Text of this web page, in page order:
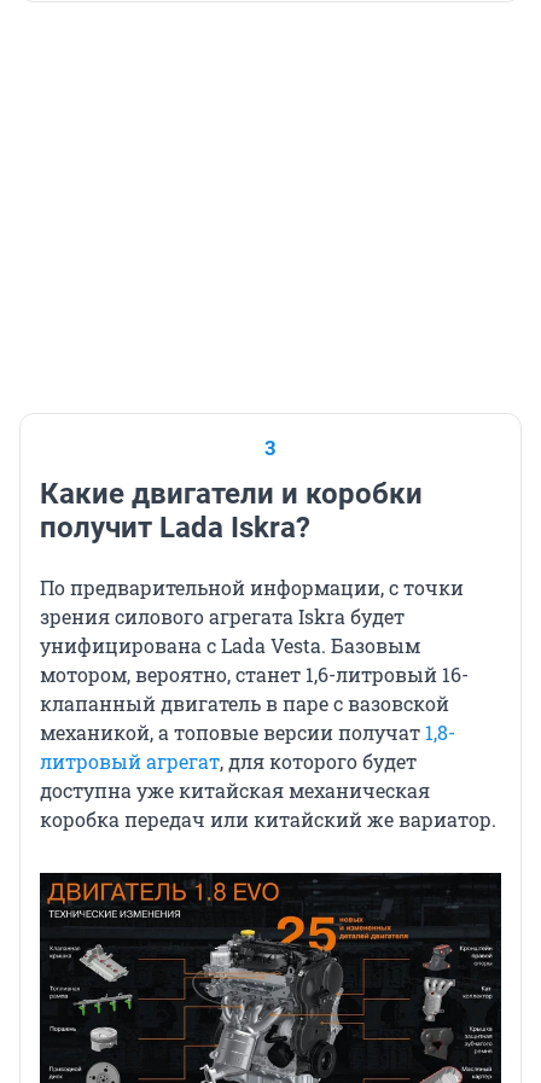
3
Какие двигатели и коробки
получит Lada Iskra?
По предварительной информации, с точки
зрения силового агрегата Iskra будет
унифицирована с Lada Vesta. Базовым
мотором, вероятно, станет 1,6-литровый 16-
клапанный двигатель в паре с вазовской
механикой, а топовые версии получат 1,8-
литровый агрегат, для которого будет
доступна уже китайская механическая
коробка передач или китайский же вариатор.